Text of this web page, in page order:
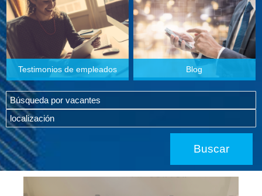
Testimonios de empleados Blog